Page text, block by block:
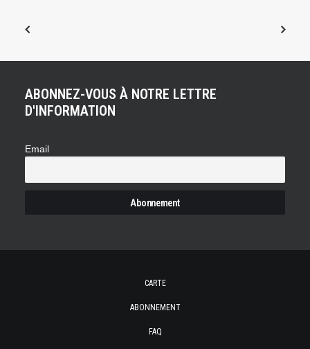
ABONNEZ-VOUS À NOTRE LETTRE
D'INFORMATION
Email
CARTE
ABONNEMENT
FAQ